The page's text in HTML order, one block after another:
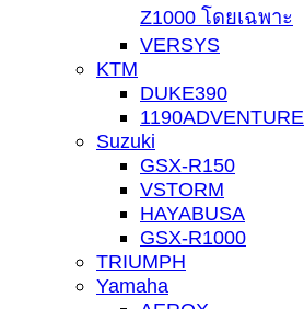
Z1000 โดยเฉพาะ
VERSYS
KTM
DUKE390
1190ADVENTURE
Suzuki
GSX-R150
VSTORM
HAYABUSA
GSX-R1000
TRIUMPH
Yamaha